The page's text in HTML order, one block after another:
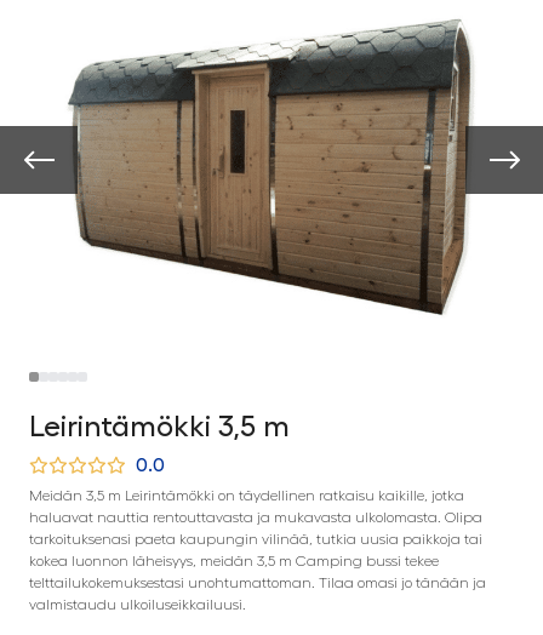
Leirintämökki 3,5 m
0.0
Meidän 3,5 m Leirintämökki on täydellinen ratkaisu kaikille, jotka
haluavat nauttia rentouttavasta ja mukavasta ulkolomasta. Olipa
tarkoituksenasi paeta kaupungin vilinää, tutkia uusia paikkoja tai
kokea luonnon läheisyys, meidän 3,5 m Camping bussi tekee
telttailukokemuksestasi unohtumattoman. Tilaa omasi jo tänään ja
valmistaudu ulkoiluseikkailuusi.